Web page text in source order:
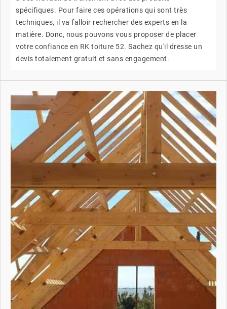
spécifiques. Pour faire ces opérations qui sont très
techniques, il va falloir rechercher des experts en la
matière. Donc, nous pouvons vous proposer de placer
votre confiance en RK toiture 52. Sachez qu'il dresse un
devis totalement gratuit et sans engagement.